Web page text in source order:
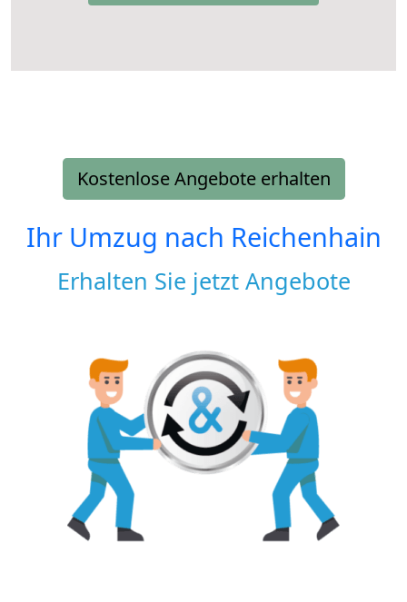
Kostenlose Angebote erhalten
Ihr Umzug nach Reichenhain
Erhalten Sie jetzt Angebote